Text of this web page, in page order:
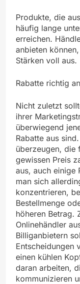
Produkte, die
häufig lange
erreichen.
anbieten
Stärken voll aus.
Rabatte richtig
Nicht zuletzt
ihrer
überwiegend
Rabatte aus
überzeugen, die
gewissen Preis
aus, auch einige
man sich
konzentrieren,
Bestellmenge
höheren Betrag.
Onlinehändler
Billiganbietern
Entscheidungen
einen kühlen
daran arbeiten,
kommunizieren